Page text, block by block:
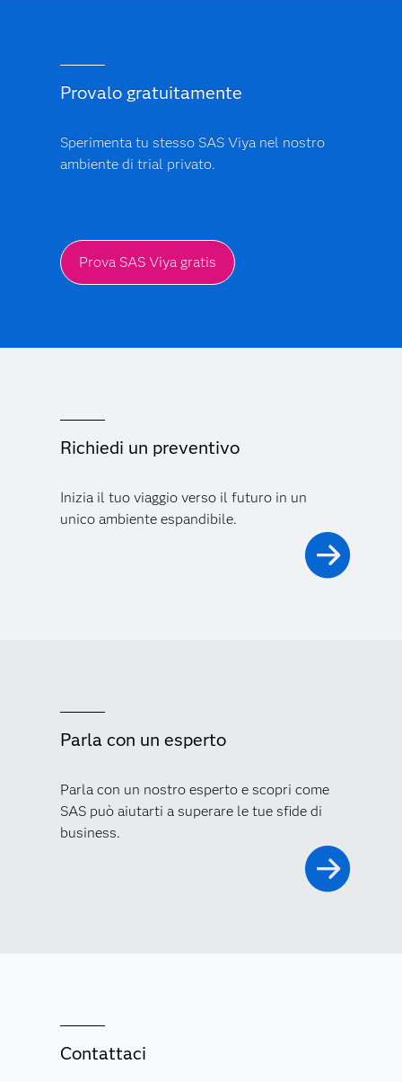
Provalo gratuitamente
Sperimenta tu stesso SAS Viya nel nostro
ambiente di trial privato.
Prova SAS Viya gratis
Richiedi un preventivo
Inizia il tuo viaggio verso il futuro in un
unico ambiente espandibile.
Parla con un esperto
Parla con un nostro esperto e scopri come
SAS può aiutarti a superare le tue sfide di
business.
Contattaci